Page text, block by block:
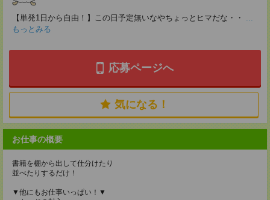
【単発1日から自由！】この日予定無いなやちょっとヒマだな・・
...
もっとみる
応募ページへ
気になる！
お仕事の概要
書籍を棚から出して仕分けたり
並べたりするだけ！
▼他にもお仕事いっぱい！▼